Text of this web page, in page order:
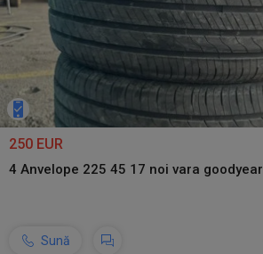
250 EUR
4 Anvelope 225 45 17 noi vara goodyear
Sună